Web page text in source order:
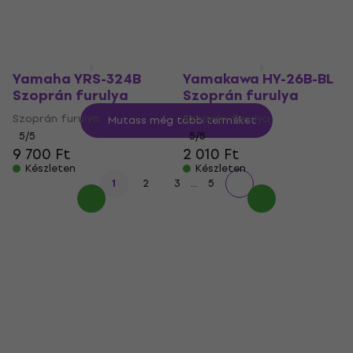
Yamaha YRS-324B
Szoprán furulya
Szoprán furulya
5/5
9 700 Ft
Készleten
Yamakawa HY-26B-BL
Szoprán furulya
Szoprán furulya
5/5
2 010 Ft
Készleten
Mutass még több terméket
1 2 3 ... 5